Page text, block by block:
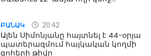
ԲԱՆԱԿ 20:42
Ալեն Սիմոնյանը հայտնել է 44-օրյա
պատերազմում հայկական կողմի
զոհերի թիվը